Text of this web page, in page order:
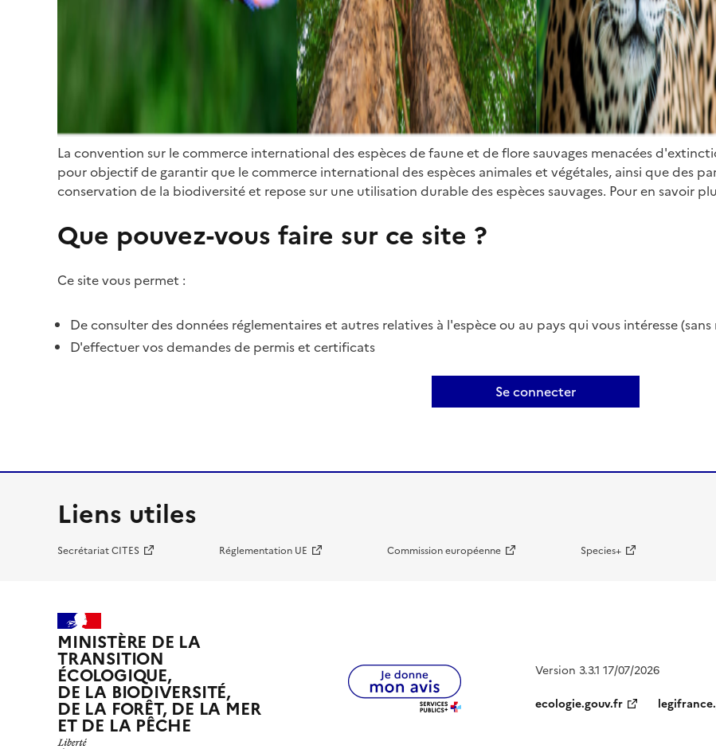
La convention sur le commerce international des espèces de faune et de flore sauvages menacées
pour objectif de garantir que le commerce international des espèces animales et végétales, ainsi que des
conservation de la biodiversité et repose sur une utilisation durable des espèces sauvages. Pour en savoir
Que pouvez-vous faire sur ce site ?
Ce site vous permet :
De consulter des données réglementaires et autres relatives à l'espèce ou au pays qui vous intéresse
D'effectuer vos demandes de permis et certificats
Se connecter
Liens utiles
Secrétariat CITES Réglementation UE Commission européenne Species+
MINISTÈRE DE LA
TRANSITION
ÉCOLOGIQUE,
DE LA BIODIVERSITÉ,
DE LA FORÊT, DE LA MER
ET DE LA PÊCHE
Version 3.3.1 17/07/2026
ecologie.gouv.fr